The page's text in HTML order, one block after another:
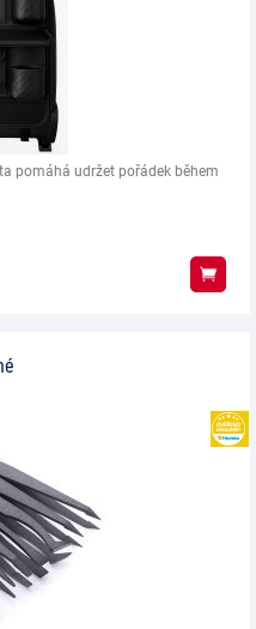
pomáhá udržet pořádek během